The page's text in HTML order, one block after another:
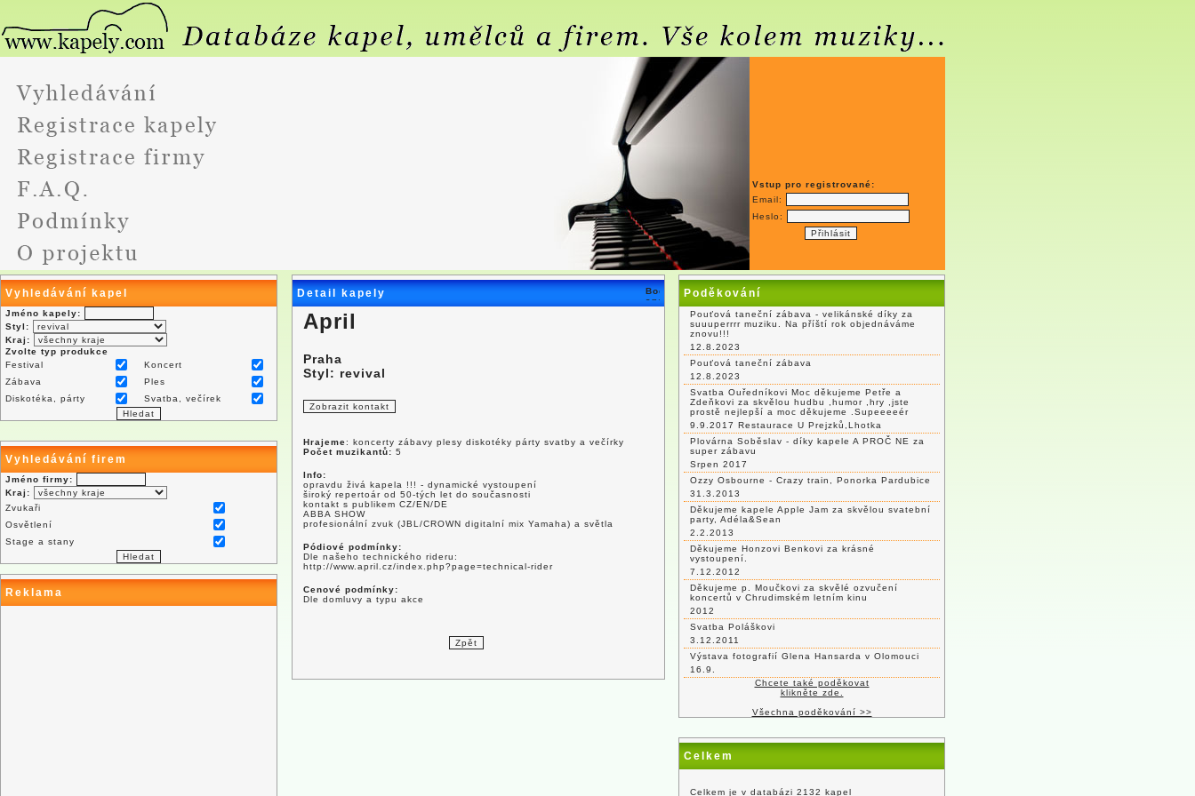
Vstup pro registrované:
Email:
Heslo:
Vyhledávání kapel
Jméno kapely:
Styl:
Kraj:
Zvolte typ produkce
Festival
Koncert
Zábava
Ples
Diskotéka, párty
Svatba, večírek
Vyhledávání firem
Jméno firmy:
Kraj:
Zvukaři
Osvětlení
Stage a stany
Reklama
Detail kapely
April
Praha
Styl: revival
Hrajeme: koncerty zábavy plesy diskotéky párty svatby a večírky
Počet muzikantů: 5
Info:
opravdu živá kapela !!! - dynamické vystoupení
široký repertoár od 50-tých let do současnosti
kontakt s publikem CZ/EN/DE
ABBA SHOW
profesionální zvuk (JBL/CROWN digitalní mix Yamaha) a světla
Pódiové podmínky:
Dle našeho technického rideru:
http://www.april.cz/index.php?page=technical-rider
Cenové podmínky:
Dle domluvy a typu akce
Poděkování
Pouťová taneční zábava - velikánské díky za
suuuperrrr muziku. Na příští rok objednáváme
znovu!!!
12.8.2023
Pouťová taneční zábava
12.8.2023
Svatba Ouředníkovi Moc děkujeme Petře a
Zdeňkovi za skvělou hudbu ,humor ,hry ,jste
prostě nejlepší a moc děkujeme .Supeeeeér
9.9.2017 Restaurace U Prejzků,Lhotka
Plovárna Soběslav - díky kapele A PROČ NE za
super zábavu
Srpen 2017
Ozzy Osbourne - Crazy train, Ponorka Pardubice
31.3.2013
Děkujeme kapele Apple Jam za skvělou svatební
party, Adéla&Sean
2.2.2013
Děkujeme Honzovi Benkovi za krásné
vystoupení.
7.12.2012
Děkujeme p. Moučkovi za skvělé ozvučení
koncertů v Chrudimském letním kinu
2012
Svatba Poláškovi
3.12.2011
Výstava fotografií Glena Hansarda v Olomouci
16.9.
Chcete také poděkovat
klikněte zde.
Všechna poděkování >>
Celkem
Celkem je v databázi 2132 kapel